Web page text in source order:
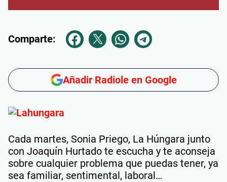
Comparte:
Añadir Radiole en Google
Cada martes, Sonia Priego, La Húngara junto
con Joaquín Hurtado te escucha y te aconseja
sobre cualquier problema que puedas tener, ya
sea familiar, sentimental, laboral…